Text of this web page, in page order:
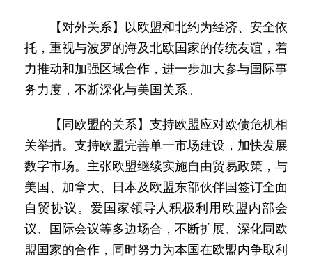
【对外关系】以欧盟和北约为经济、安全依
托，重视与波罗的海及北欧国家的传统友谊，着
力推动和加强区域合作，进一步加大参与国际事
务力度，不断深化与美国关系。
【同欧盟的关系】支持欧盟应对欧债危机相
关举措。支持欧盟完善单一市场建设，加快发展
数字市场。主张欧盟继续实施自由贸易政策，与
美国、加拿大、日本及欧盟东部伙伴国签订全面
自贸协议。爱国家领导人积极利用欧盟内部会
议、国际会议等多边场合，不断扩展、深化同欧
盟国家的合作，同时努力为本国在欧盟内争取利